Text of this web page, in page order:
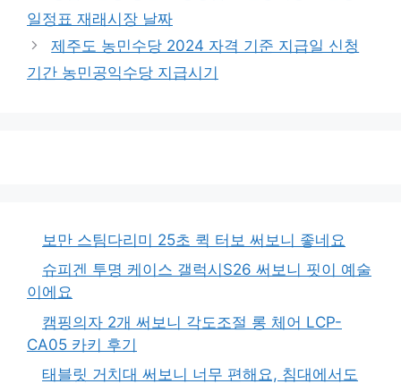
고
리
일정표 재래시장 날짜
제주도 농민수당 2024 자격 기준 지급일 신청
기간 농민공익수당 지급시기
보만 스팀다리미 25초 퀵 터보 써보니 좋네요
슈피겐 투명 케이스 갤럭시S26 써보니 핏이 예술
이에요
캠핑의자 2개 써보니 각도조절 롱 체어 LCP-
CA05 카키 후기
태블릿 거치대 써보니 너무 편해요, 침대에서도